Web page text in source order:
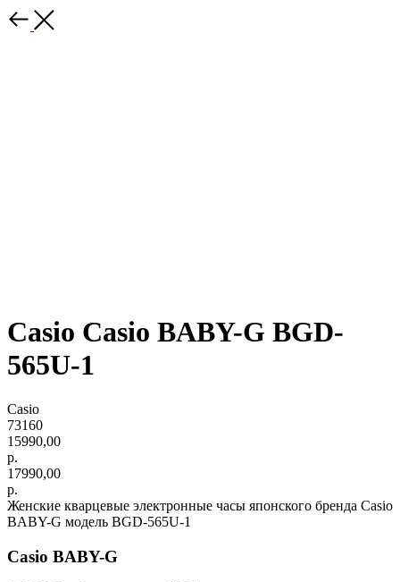
Casio Casio BABY-G BGD-
565U-1
Casio
73160
15990,00
р.
17990,00
р.
Женские кварцевые электронные часы японского бренда Casio
BABY-G модель BGD-565U-1
Casio BABY-G